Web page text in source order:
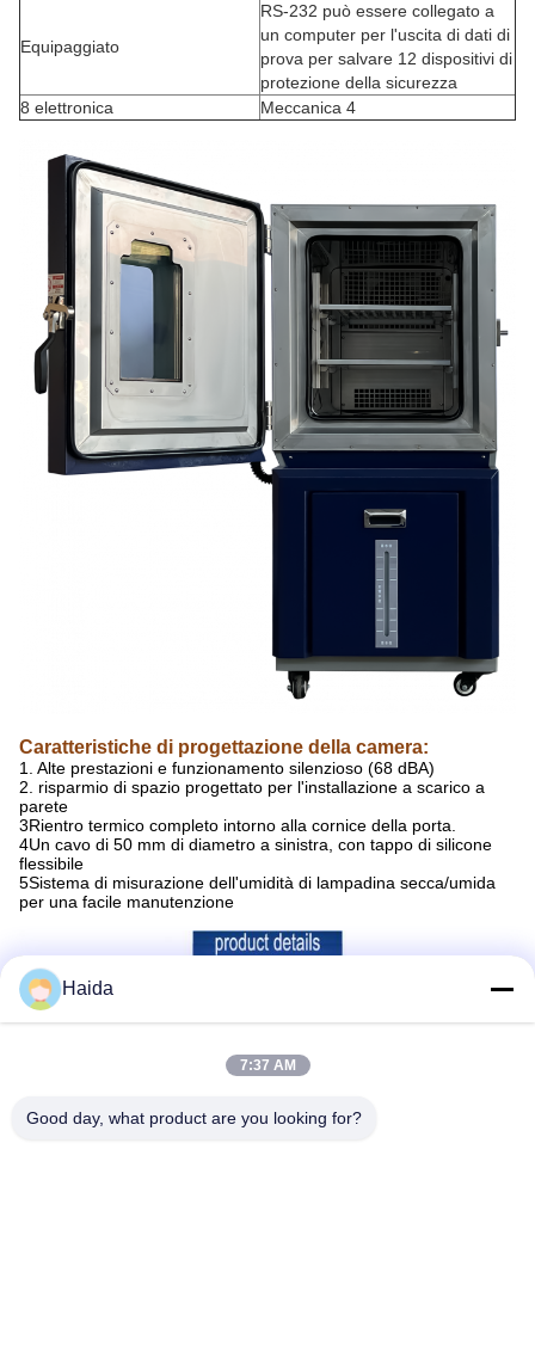
Equipaggiato
RS-232 può essere collegato a
un computer per l'uscita di dati di
prova per salvare 12 dispositivi di
protezione della sicurezza
8 elettronica
Meccanica 4
Caratteristiche di progettazione della camera:
1. Alte prestazioni e funzionamento silenzioso (68 dBA)
2. risparmio di spazio progettato per l'installazione a scarico a
parete
3Rientro termico completo intorno alla cornice della porta.
4Un cavo di 50 mm di diametro a sinistra, con tappo di silicone
flessibile
5Sistema di misurazione dell'umidità di lampadina secca/umida
per una facile manutenzione
Haida
7:37 AM
Good day, what product are you looking for?